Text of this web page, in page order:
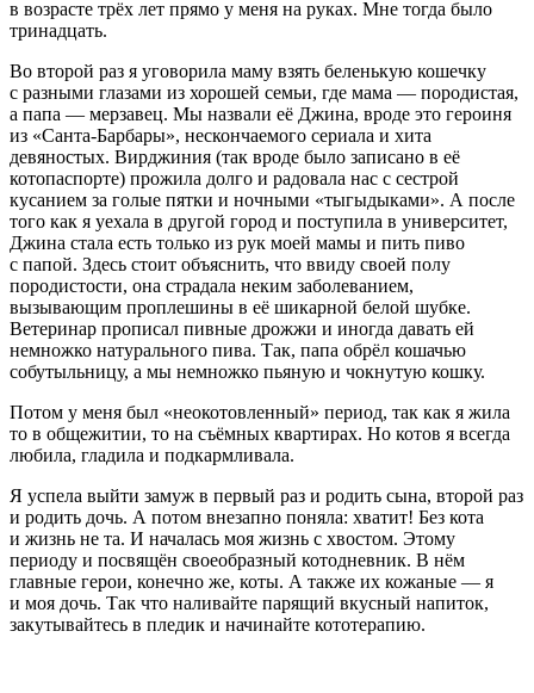
в возрасте трёх лет прямо у меня на руках. Мне тогда было
тринадцать.
Во второй раз я уговорила маму взять беленькую кошечку
с разными глазами из хорошей семьи, где мама — породистая,
а папа — мерзавец. Мы назвали её Джина, вроде это героиня
из «Санта-Барбары», нескончаемого сериала и хита
девяностых. Вирджиния (так вроде было записано в её
котопаспорте) прожила долго и радовала нас с сестрой
кусанием за голые пятки и ночными «тыгыдыками». А после
того как я уехала в другой город и поступила в университет,
Джина стала есть только из рук моей мамы и пить пиво
с папой. Здесь стоит объяснить, что ввиду своей полу
породистости, она страдала неким заболеванием,
вызывающим проплешины в её шикарной белой шубке.
Ветеринар прописал пивные дрожжи и иногда давать ей
немножко натурального пива. Так, папа обрёл кошачью
собутыльницу, а мы немножко пьяную и чокнутую кошку.
Потом у меня был «неокотовленный» период, так как я жила
то в общежитии, то на съёмных квартирах. Но котов я всегда
любила, гладила и подкармливала.
Я успела выйти замуж в первый раз и родить сына, второй раз
и родить дочь. А потом внезапно поняла: хватит! Без кота
и жизнь не та. И началась моя жизнь с хвостом. Этому
периоду и посвящён своеобразный котодневник. В нём
главные герои, конечно же, коты. А также их кожаные — я
и моя дочь. Так что наливайте парящий вкусный напиток,
закутывайтесь в пледик и начинайте кототерапию.